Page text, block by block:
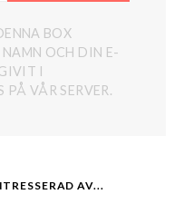
BOX
OCH DIN E-
I
PÅ VÅR SERVER.
AV...